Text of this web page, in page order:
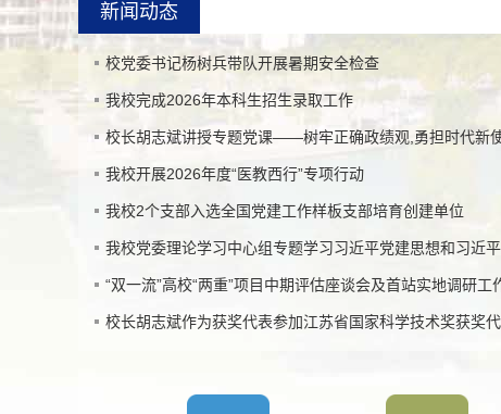
新闻动态
校党委书记杨树兵带队开展暑期安全检查
我校完成2026年本科生招生录取工作
校长胡志斌讲授专题党课——树牢正确政绩观,勇担时代新
我校开展2026年度“医教西行”专项行动
我校2个支部入选全国党建工作样板支部培育创建单位
我校党委理论学习中心组专题学习习近平党建思想和习近平
“双一流”高校“两重”项目中期评估座谈会及首站实地调研工
校长胡志斌作为获奖代表参加江苏省国家科学技术奖获奖